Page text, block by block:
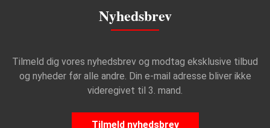
Nyhedsbrev
Tilmeld dig vores nyhedsbrev og modtag eksklusive tilbud
og nyheder før alle andre. Din e-mail adresse bliver ikke
videregivet til 3. mand.
Tilmeld nyhedsbrev